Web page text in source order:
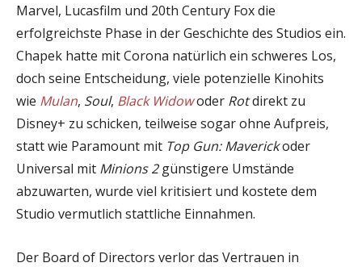
Marvel, Lucasfilm und 20th Century Fox die
erfolgreichste Phase in der Geschichte des Studios ein.
Chapek hatte mit Corona natürlich ein schweres Los,
doch seine Entscheidung, viele potenzielle Kinohits
wie Mulan, Soul, Black Widowoder Rotdirekt zu
Disney+ zu schicken, teilweise sogar ohne Aufpreis,
statt wie Paramount mit Top Gun: Maverickoder
Universal mit Minions 2günstigere Umstände
abzuwarten, wurde viel kritisiert und kostete dem
Studio vermutlich stattliche Einnahmen.
Der Board of Directors verlor das Vertrauen in